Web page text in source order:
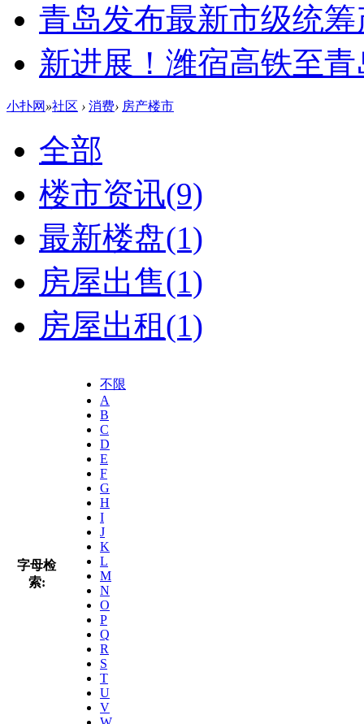
青岛发布最新市级统
新进展！潍宿高铁至
小扑网 »社区 › 消费› 房产楼市
全部
楼市资讯(9)
最新楼盘(1)
房屋出售(1)
房屋出租(1)
字母检
索:
不限
A
B
C
D
E
F
G
H
I
J
K
L
M
N
O
P
Q
R
S
T
U
V